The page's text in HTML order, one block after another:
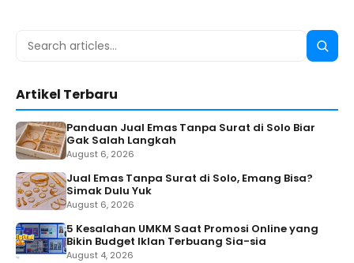
Search
Search
Artikel Terbaru
Panduan Jual Emas Tanpa Surat di Solo Biar
Gak Salah Langkah
August 6, 2026
Jual Emas Tanpa Surat di Solo, Emang Bisa?
Simak Dulu Yuk
August 6, 2026
5 Kesalahan UMKM Saat Promosi Online yang
Bikin Budget Iklan Terbuang Sia-sia
August 4, 2026